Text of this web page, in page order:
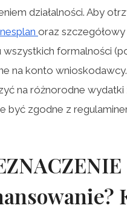
działalności. Aby
oraz
wszystkich formalności
na konto
na różnorodne wydatki
być zgodne z